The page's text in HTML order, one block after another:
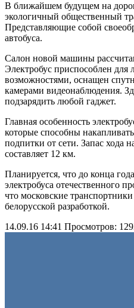
В ближайшем будущем на
экологичный общественный
Представляющие собой
автобуса.
Салон новой машины
Электробус приспособлен
возможностями, оснащен
камерами видеонаблюдения.
подзарядить любой гаджет.
Главная особенность
которые способны
подпитки от сети. Запас хода
составляет 12 км.
Планируется, что до конца
электробуса отечественного
что московские
белорусской разработкой.
14.09.16 14:41 Просмотров: